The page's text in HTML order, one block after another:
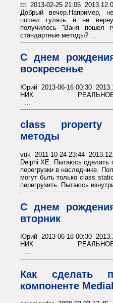
ttt 2013-02-25 21:05
Добрый вечер.Например,
пошел гулять и не
получилось "Ваня пошел
стандартные методы? ...
С днем
воскресенье
Юрий 2013-06-16 00:30
НИК
class property
методы
vuk 2011-10-24 23:44
Delphi XE. Пытаюсь сделать
перегрузки в наследнике.
могут быть только class
перегрузить. Пытаюсь
С днем
вторник
Юрий 2013-06-18 00:30
НИК
...
Как сделать
компоненте